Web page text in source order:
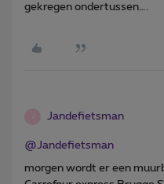
gekregen ondertussen….
Jandefietsman
@Jandefietsman
morgen wordt er een